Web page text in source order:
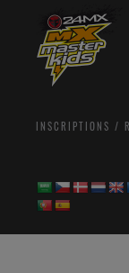
INSCRIPTIONS /